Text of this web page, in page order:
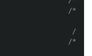
/*
/*
/*